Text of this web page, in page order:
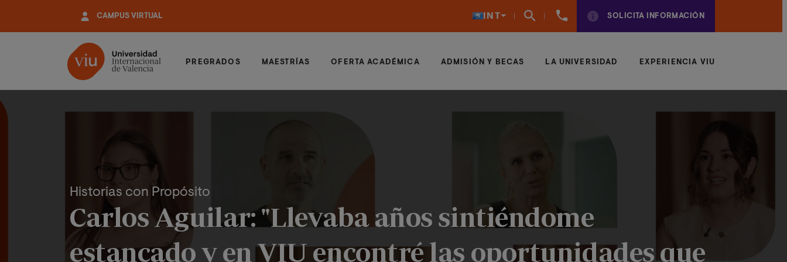
contenido
CAMPUS VIRTUAL INT
961
SOLICITA INFORMACIÓN
PREGRADOS MAESTRÍAS OFERTA ACADÉMICA ADMISIÓN Y BECAS LA UNIVERSIDAD EXPERIENCIA VIU
Historias con Propósito
Carlos Aguilar: "Llevaba años sintiéndome
estancado y en VIU encontré las oportunidades que